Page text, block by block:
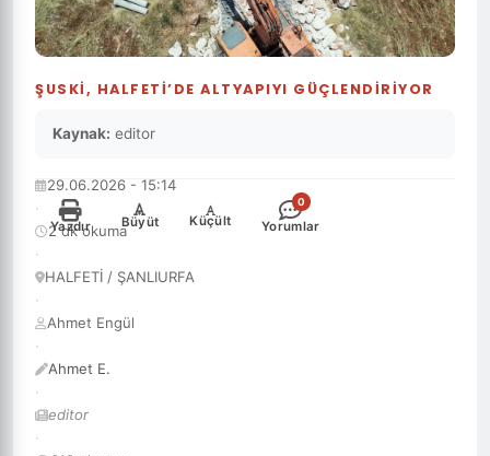
ŞUSKİ, HALFETİ’DE ALTYAPIYI GÜÇLENDİRİYOR
29.06.2026 - 15:14
·
2 dk okuma
·
HALFETİ / ŞANLIURFA
·
Ahmet Engül
·
Ahmet E.
·
editor
·
Yazdır
+
Büyüt
-
Küçült
0
Yorumlar
Kaynak: editor